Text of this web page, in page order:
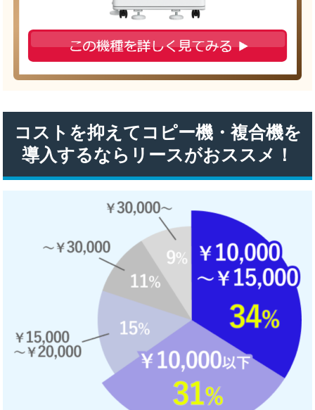
コストを抑えてコピー機・複合機を
導入するならリースがおススメ！